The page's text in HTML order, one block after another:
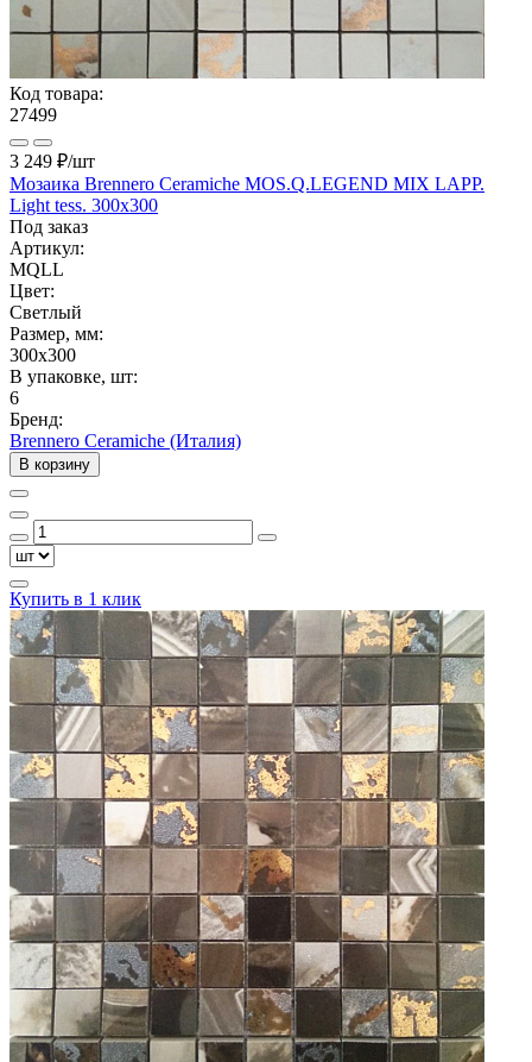
Код товара:
27499
3 249 ₽/шт
Мозаика Brennero Ceramiche MOS.Q.LEGEND MIX LAPP.
Light tess. 300x300
Под заказ
Артикул:
MQLL
Цвет:
Светлый
Размер, мм:
300x300
В упаковке, шт:
6
Бренд:
Brennero Ceramiche (Италия)
В корзину
Купить в 1 клик